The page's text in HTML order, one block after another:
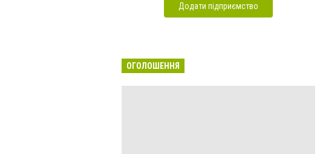
Додати підприємство
ОГОЛОШЕННЯ